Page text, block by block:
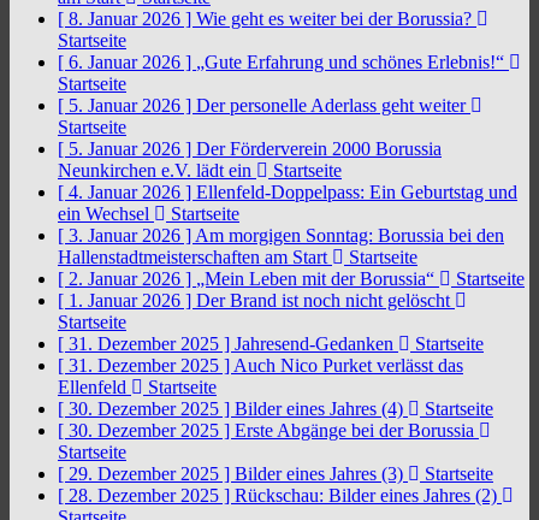
[ 8. Januar 2026 ] Wie geht es weiter bei der Borussia?
Startseite
[ 6. Januar 2026 ] „Gute Erfahrung und schönes Erlebnis!“
Startseite
[ 5. Januar 2026 ] Der personelle Aderlass geht weiter
Startseite
[ 5. Januar 2026 ] Der Förderverein 2000 Borussia
Neunkirchen e.V. lädt ein
Startseite
[ 4. Januar 2026 ] Ellenfeld-Doppelpass: Ein Geburtstag und
ein Wechsel
Startseite
[ 3. Januar 2026 ] Am morgigen Sonntag: Borussia bei den
Hallenstadtmeisterschaften am Start
Startseite
[ 2. Januar 2026 ] „Mein Leben mit der Borussia“
Startseite
[ 1. Januar 2026 ] Der Brand ist noch nicht gelöscht
Startseite
[ 31. Dezember 2025 ] Jahresend-Gedanken
Startseite
[ 31. Dezember 2025 ] Auch Nico Purket verlässt das
Ellenfeld
Startseite
[ 30. Dezember 2025 ] Bilder eines Jahres (4)
Startseite
[ 30. Dezember 2025 ] Erste Abgänge bei der Borussia
Startseite
[ 29. Dezember 2025 ] Bilder eines Jahres (3)
Startseite
[ 28. Dezember 2025 ] Rückschau: Bilder eines Jahres (2)